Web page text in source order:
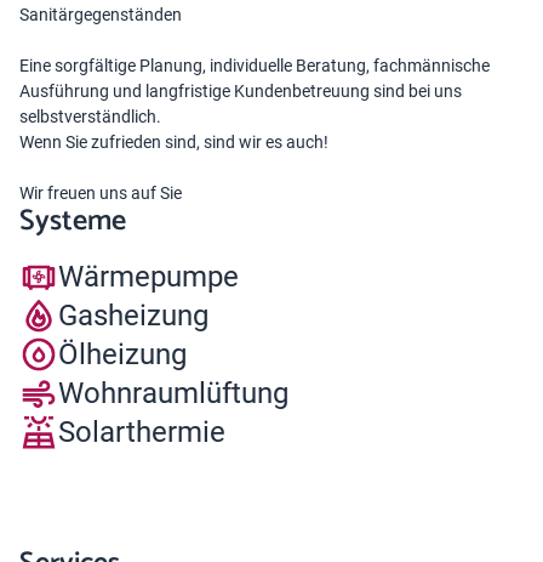
Sanitärgegenständen
Eine sorgfältige Planung, individuelle Beratung, fachmännische
Ausführung und langfristige Kundenbetreuung sind bei uns
selbstverständlich.
Wenn Sie zufrieden sind, sind wir es auch!
Wir freuen uns auf Sie
Systeme
Wärmepumpe
Gasheizung
Ölheizung
Wohnraumlüftung
Solarthermie